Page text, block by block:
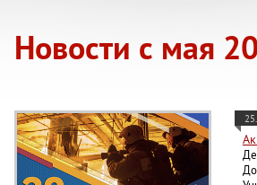
Новости с мая